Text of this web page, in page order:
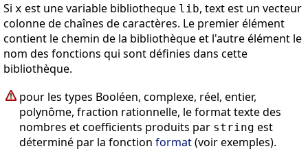
Si x est une variable bibliotheque lib, text est un vecteur
colonne de chaînes de caractères. Le premier élément
contient le chemin de la bibliothèque et l'autre élément le
nom des fonctions qui sont définies dans cette
bibliothèque.
pour les types Booléen, complexe, réel, entier,
polynôme, fraction rationnelle, le format texte des
nombres et coefficients produits par string est
déterminé par la fonction format(voir exemples).